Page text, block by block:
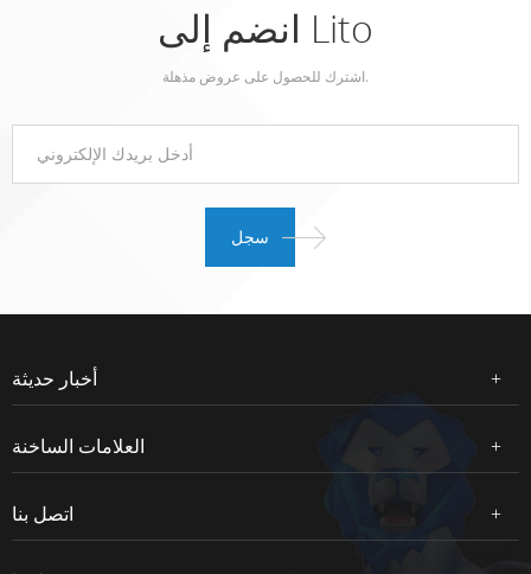
انضم إلى Lito
اشترك للحصول على عروض مذهلة.
أخبار حديثة
العلامات الساخنة
اتصل بنا